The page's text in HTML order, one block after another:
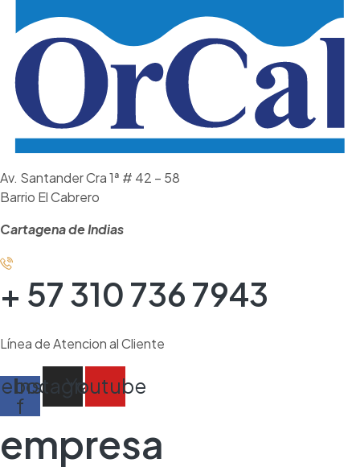
Av. Santander Cra 1ª # 42 – 58
Barrio El Cabrero
Cartagena de Indias
+ 57 310 736 7943
Línea de Atencion al Cliente
f
Instagram
Youtube
empresa